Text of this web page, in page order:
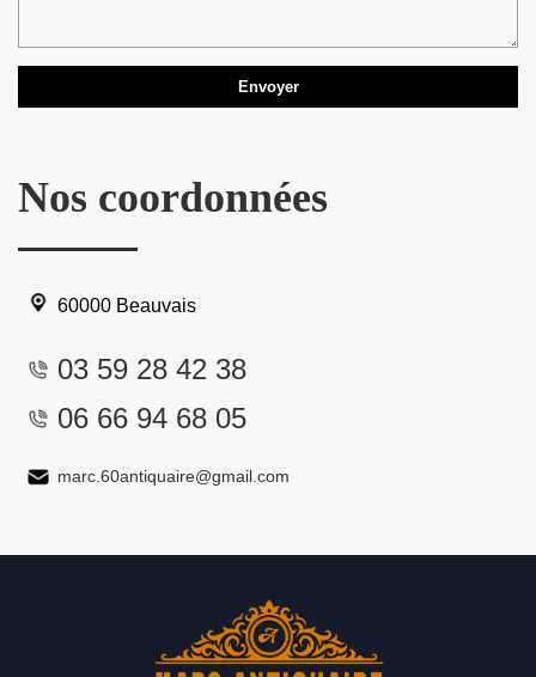
Nos coordonnées
60000 Beauvais
03 59 28 42 38
06 66 94 68 05
marc.60antiquaire@gmail.com